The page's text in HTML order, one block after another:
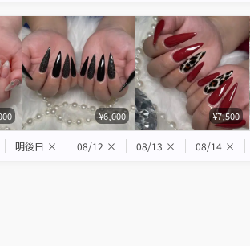
¥6,000 ¥7,500
明後日 × 08/12 × 08/13 × 08/14 ×